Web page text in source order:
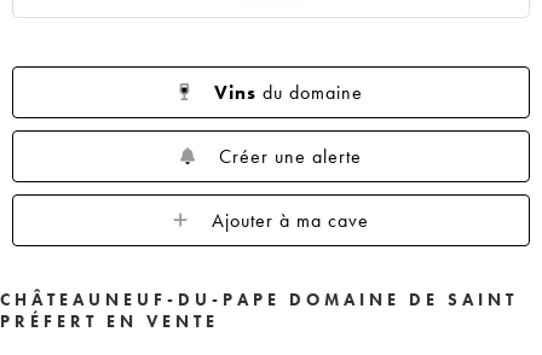
Vins du domaine
Créer une alerte
Ajouter à ma cave
CHÂTEAUNEUF-DU-PAPE DOMAINE DE SAINT
PRÉFERT EN VENTE